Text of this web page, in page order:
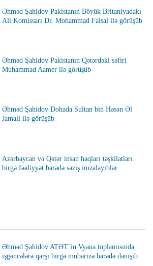
Əhməd Şahidov Pakistanın Böyük Britaniyadakı
Ali Komissarı Dr. Mohammad Faisal ilə görüşüb
Əhməd Şahidov Pakistanın Qətərdəki səfiri
Muhammad Aamer ilə görüşüb
Əhməd Şahidov Dohada Sultan bin Həsən Əl
Jamali ilə görüşüb
Azərbaycan və Qətər insan haqları təşkilatları
birgə fəaliyyət barədə saziş imzalayıblar
Əhməd Şahidov ATƏT`in Vyana toplantısında
işgəncələrə qarşı birgə mübarizə barədə danışıb